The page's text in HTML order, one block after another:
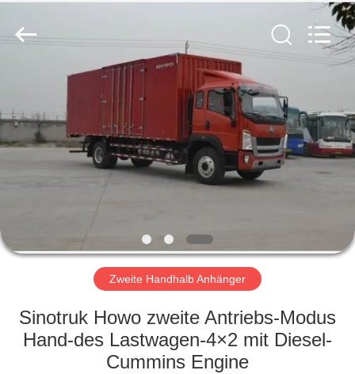
PRODUKTE
ÜBER
FABRIK-
AUSFLUG
QUALITÄTSKONTROLLE
LTD..
Zweite Handhalb Anhänger
Sinotruk Howo zweite Antriebs-Modus
Hand-des Lastwagen-4×2 mit Diesel-
Cummins Engine